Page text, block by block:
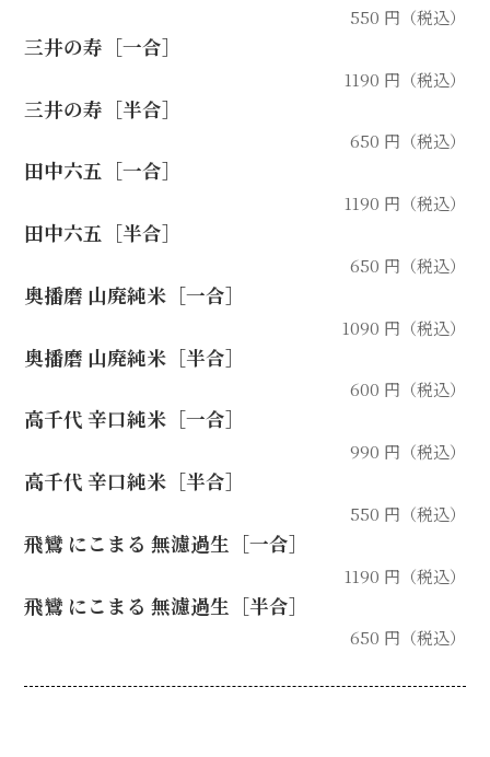
550 円（税込）
三井の寿［一合］
1190 円（税込）
三井の寿［半合］
650 円（税込）
田中六五［一合］
1190 円（税込）
田中六五［半合］
650 円（税込）
奥播磨 山廃純米［一合］
1090 円（税込）
奥播磨 山廃純米［半合］
600 円（税込）
高千代 辛口純米［一合］
990 円（税込）
高千代 辛口純米［半合］
550 円（税込）
飛鸞 にこまる 無濾過生［一合］
1190 円（税込）
飛鸞 にこまる 無濾過生［半合］
650 円（税込）